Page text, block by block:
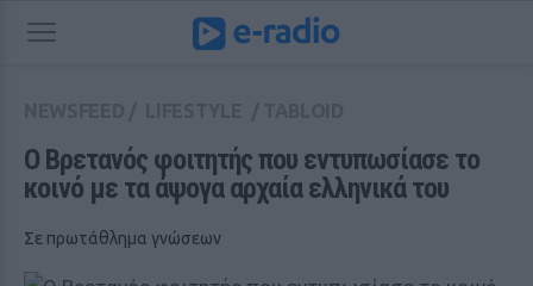
Ο Βρετανός φοιτητής που εντυπωσίασε το
κοινό με τα άψογα αρχαία ελληνικά του
Σε πρωτάθλημα γνώσεων